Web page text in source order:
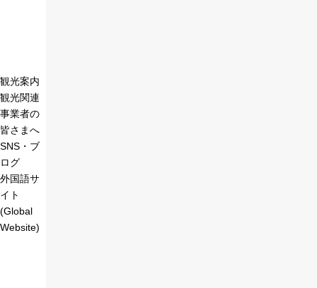
観光案内
観光関連
事業者の
皆さまへ
SNS・ブ
ログ
外国語サ
イト
(Global
Website)